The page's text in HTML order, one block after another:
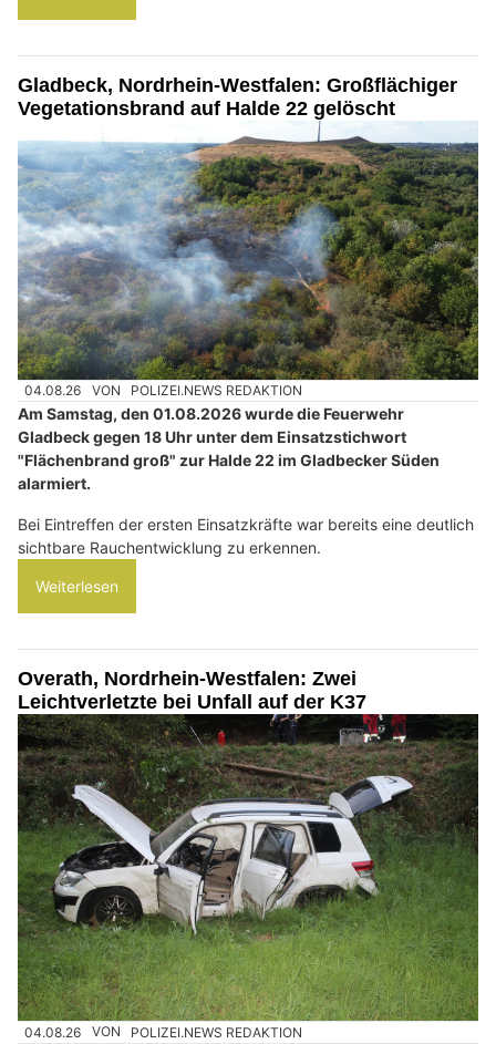
Gladbeck, Nordrhein-Westfalen: Großflächiger
Vegetationsbrand auf Halde 22 gelöscht
04.08.26 VON POLIZEI.NEWS REDAKTION
Am Samstag, den 01.08.2026 wurde die Feuerwehr
Gladbeck gegen 18 Uhr unter dem Einsatzstichwort
"Flächenbrand groß" zur Halde 22 im Gladbecker Süden
alarmiert.
Bei Eintreffen der ersten Einsatzkräfte war bereits eine deutlich
sichtbare Rauchentwicklung zu erkennen.
Weiterlesen
Overath, Nordrhein-Westfalen: Zwei
Leichtverletzte bei Unfall auf der K37
04.08.26 VON POLIZEI.NEWS REDAKTION